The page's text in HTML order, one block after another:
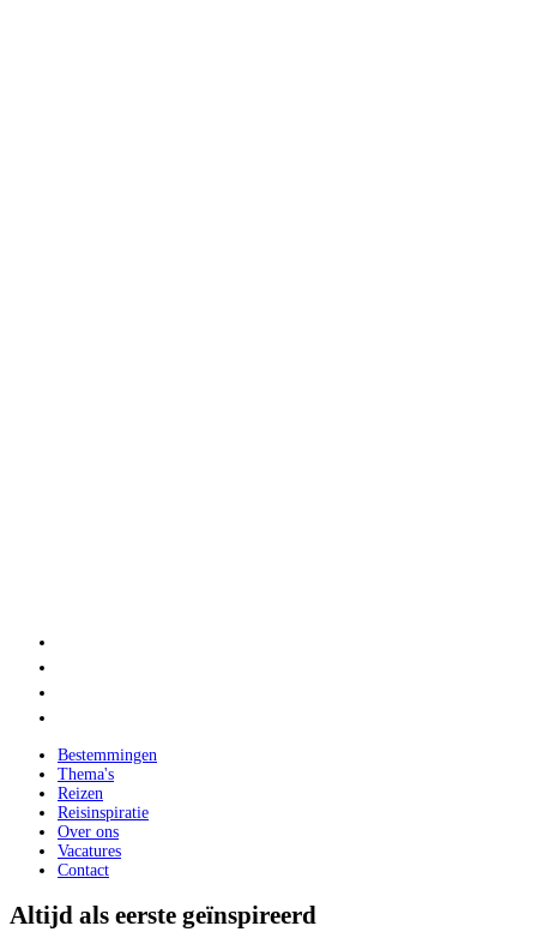
Bestemmingen
Thema's
Reizen
Reisinspiratie
Over ons
Vacatures
Contact
Altijd als eerste geïnspireerd